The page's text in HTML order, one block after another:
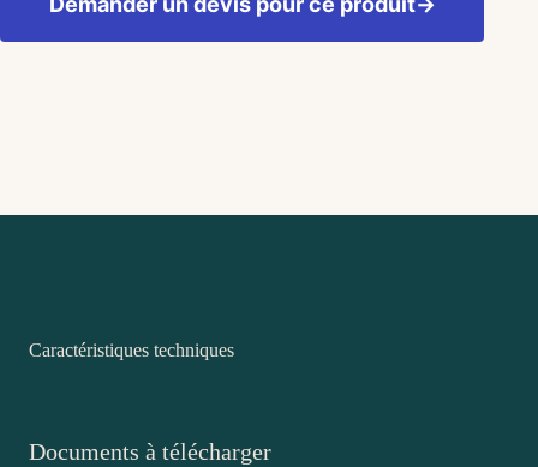
Caractéristiques techniques
Documents à télécharger